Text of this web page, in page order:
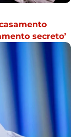
secreto’